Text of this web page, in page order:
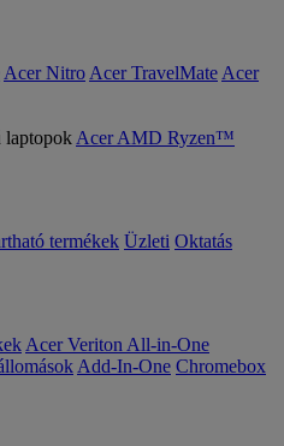
Acer Nitro Acer TravelMate Acer
Acer AMD Ryzen™
termékek Üzleti Oktatás
Acer Veriton All-in-One
Add-In-One Chromebox